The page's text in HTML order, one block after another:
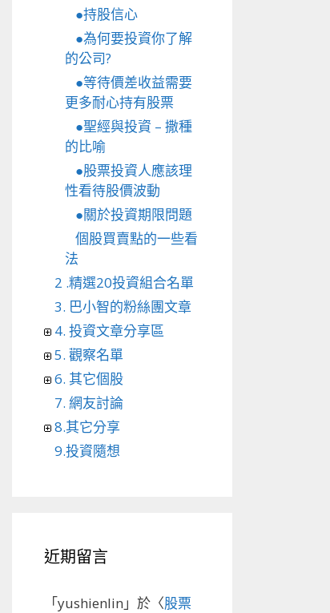
●持股信心
●為何要投資你了解
的公司?
●等待價差收益需要
更多耐心持有股票
●聖經與投資 – 撒種
的比喻
●股票投資人應該理
性看待股價波動
●關於投資期限問題
個股買賣點的一些看
法
2 .精選20投資組合名單
3. 巴小智的粉絲團文章
4. 投資文章分享區
5. 觀察名單
6. 其它個股
7. 網友討論
8.其它分享
9.投資隨想
近期留言
「yushienlin 」於〈股票